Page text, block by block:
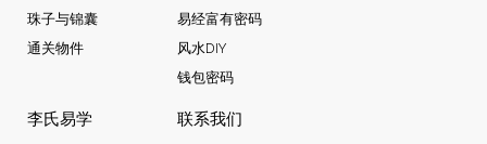
珠子与锦囊
通关物件
易经富有密码
风水DIY
钱包密码
李氏易学 联系我们